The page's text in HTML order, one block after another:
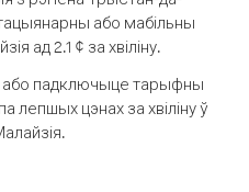
або мабільны
ад 2.1 ¢ за хвіліну.
або падключыце тарыфны
лепшых цэнах за хвіліну ў